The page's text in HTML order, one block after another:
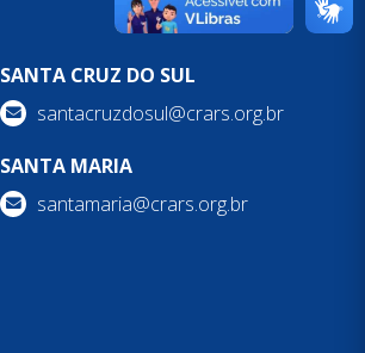
SANTA CRUZ DO SUL
santacruzdosul@crars.org.br
SANTA MARIA
santamaria@crars.org.br